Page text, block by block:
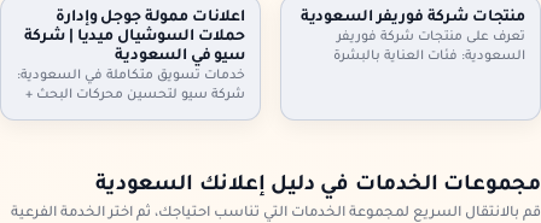
بالتنقيط، شلالات ونوافير وصيانة
شهرية. اطلب معاينة وخطة تصميم
تناسب مساحتك
للأدوار وتخزين مؤقت عند الحاجة. دليل
إعلانك السعودية يساعدك تختار
الخدمة المناسبة وتعرف خطوات النقل
والتسعير
منتجات شركة فوريفر السعودية
تعرف على منتجات شركة فوريفر
السعودية: فئات العناية بالبشرة
إعلانك السعودية.
اعلانات ممولة جوجل وإدارة
حملات السوشيال ميديا | شركة
سيو في السعودية
خدمات تسويق متكاملة في السعودية:
شركة سيو لتحسين محركات البحث +
مستمر لرفع العملاء والمبيعات مع
دليل إعلانك السعودية
مجموعات الخدمات في دليل إعلانك السعودية
قم بالانتقال السريع لمجموعة الخدمات التي تناسب احتياجك، ثم اختر الخدمة الفرعية